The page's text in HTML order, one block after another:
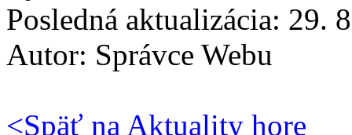
Posledná aktualizácia: 29.
Autor: Správce Webu
<Späť na Aktuality hore